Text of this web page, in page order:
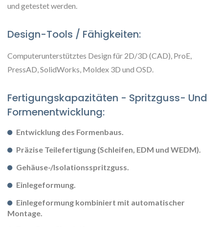
und getestet werden.
Design-Tools / Fähigkeiten:
Computerunterstütztes Design für 2D/3D (CAD), ProE,
PressAD, SolidWorks, Moldex 3D und OSD.
Fertigungskapazitäten - Spritzguss- Und
Formenentwicklung:
Entwicklung des Formenbaus.
Präzise Teilefertigung (Schleifen, EDM und WEDM).
Gehäuse-/Isolationsspritzguss.
Einlegeformung.
Einlegeformung kombiniert mit automatischer
Montage.